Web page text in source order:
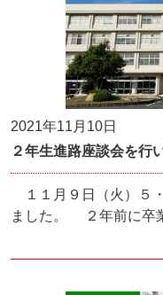
2021年11月10日
２年生進路座談会を行
１１月９日（火）５
ました。 ２年前に卒